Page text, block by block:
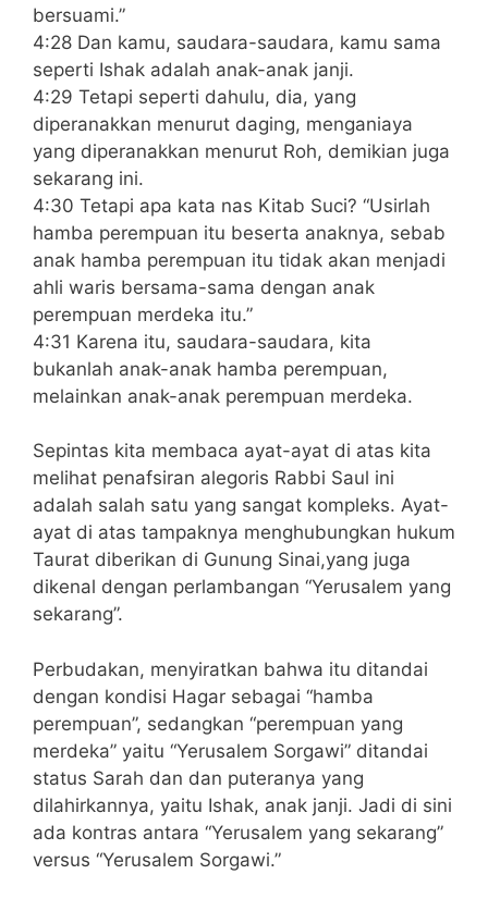
bersuami.”
4:28 Dan kamu, saudara-saudara, kamu sama
seperti Ishak adalah anak-anak janji.
4:29 Tetapi seperti dahulu, dia, yang
diperanakkan menurut daging, menganiaya
yang diperanakkan menurut Roh, demikian juga
sekarang ini.
4:30 Tetapi apa kata nas Kitab Suci? “Usirlah
hamba perempuan itu beserta anaknya, sebab
anak hamba perempuan itu tidak akan menjadi
ahli waris bersama-sama dengan anak
perempuan merdeka itu.”
4:31 Karena itu, saudara-saudara, kita
bukanlah anak-anak hamba perempuan,
melainkan anak-anak perempuan merdeka.
Sepintas kita membaca ayat-ayat di atas kita
melihat penafsiran alegoris Rabbi Saul ini
adalah salah satu yang sangat kompleks. Ayat-
ayat di atas tampaknya menghubungkan hukum
Taurat diberikan di Gunung Sinai,yang juga
dikenal dengan perlambangan “Yerusalem yang
sekarang”.
Perbudakan, menyiratkan bahwa itu ditandai
dengan kondisi Hagar sebagai “hamba
perempuan”, sedangkan “perempuan yang
merdeka” yaitu “Yerusalem Sorgawi” ditandai
status Sarah dan dan puteranya yang
dilahirkannya, yaitu Ishak, anak janji. Jadi di sini
ada kontras antara “Yerusalem yang sekarang”
versus “Yerusalem Sorgawi.”